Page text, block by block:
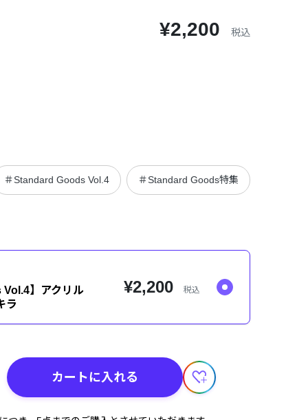
¥2,200 税込
＃Standard Goods Vol.4 ＃Standard Goods特集
Vol.4】アクリル
ラ
¥2,200 税込
カートに入れる